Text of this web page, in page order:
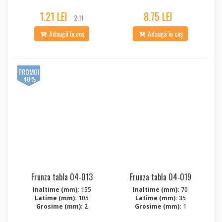
1.21 LEI
2.11
Adaugă în coș
8.75 LEI
Adaugă în coș
Frunza tabla 04‑013
Inaltime (mm): 155
Latime (mm): 105
Grosime (mm): 2
PROMO!
-40%
Frunza tabla 04‑019
Inaltime (mm): 70
Latime (mm): 35
Grosime (mm): 1